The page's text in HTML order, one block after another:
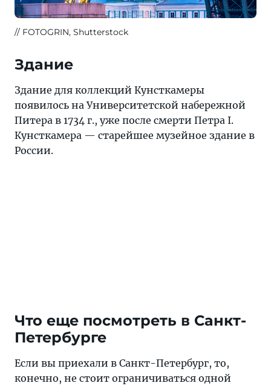
FOTOGRIN, Shutterstock
Здание
Здание для коллекций Кунсткамеры
появилось на Университетской набережной
Питера в 1734 г., уже после смерти Петра I.
Кунсткамера — старейшее музейное здание в
России.
Что еще посмотреть в Санкт-
Петербурге
Если вы приехали в Санкт-Петербург, то,
конечно, не стоит ограничиваться одной